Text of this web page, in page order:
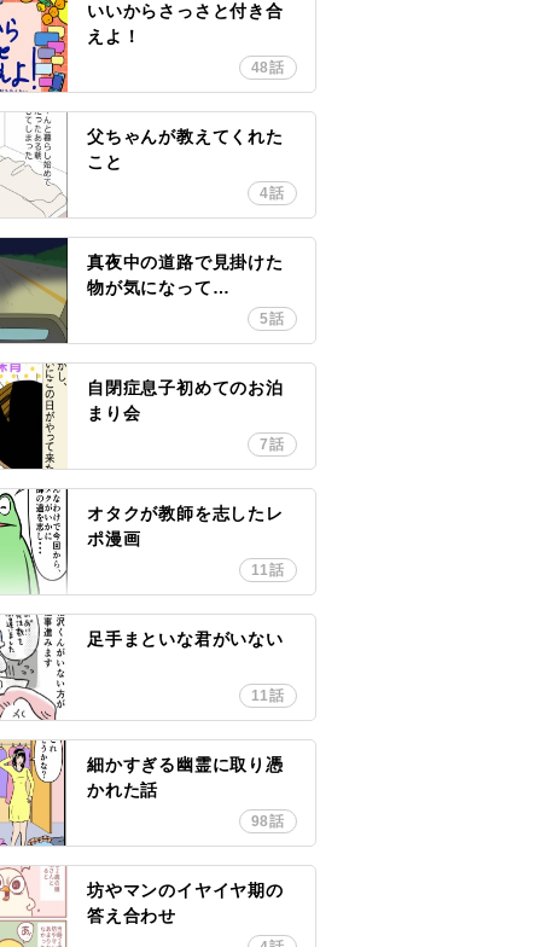
いいからさっさと付き合
えよ！
48話
父ちゃんが教えてくれた
こと
4話
真夜中の道路で見掛けた
物が気になって…
5話
自閉症息子初めてのお泊
まり会
7話
オタクが教師を志したレ
ポ漫画
11話
足手まといな君がいない
11話
細かすぎる幽霊に取り憑
かれた話
98話
坊やマンのイヤイヤ期の
答え合わせ